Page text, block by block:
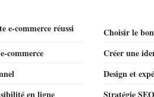
e-commerce réussi
Choisir le
commerce
Créer une
Design et
en ligne
Stratégie